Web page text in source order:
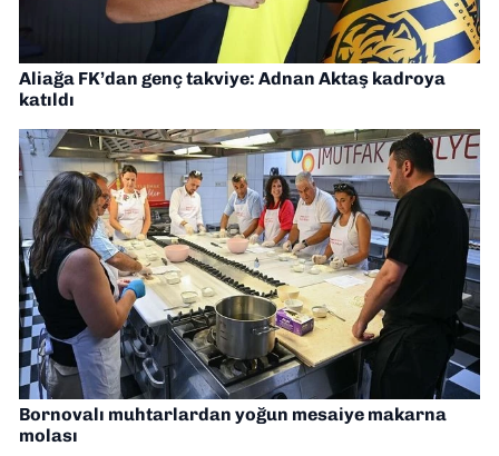
Aliağa FK’dan genç takviye: Adnan Aktaş kadroya
katıldı
Bornovalı muhtarlardan yoğun mesaiye makarna
molası